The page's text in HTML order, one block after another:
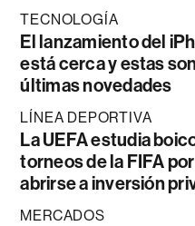
TECNOLOGÍA
El lanzamiento del
está cerca y estas
últimas novedades
LÍNEA DEPORTIVA
La UEFA estudia
torneos de la FIFA
abrirse a inversión
MERCADOS